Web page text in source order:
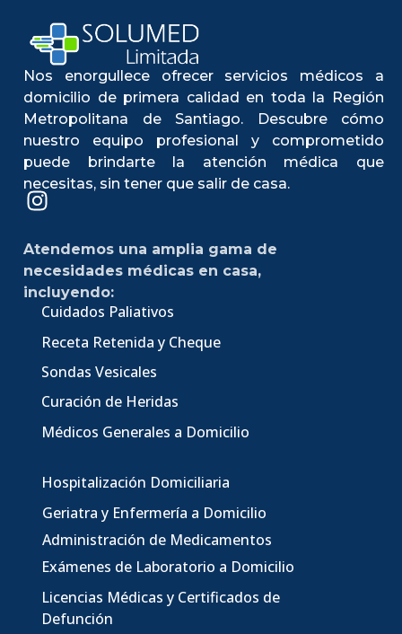
Nos enorgullece ofrecer servicios médicos a
domicilio de primera calidad en toda la Región
Metropolitana de Santiago. Descubre cómo
nuestro equipo profesional y comprometido
puede brindarte la atención médica que
necesitas, sin tener que salir de casa.
Atendemos una amplia gama de
necesidades médicas en casa,
incluyendo:
Cuidados Paliativos
Receta Retenida y Cheque
Sondas Vesicales
Curación de Heridas
Médicos Generales a Domicilio
Hospitalización Domiciliaria
Geriatra y Enfermería a Domicilio
Administración de Medicamentos
Exámenes de Laboratorio a Domicilio
Licencias Médicas y Certificados de
Defunción